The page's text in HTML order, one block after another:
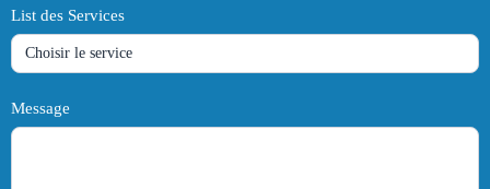
List des Services
Message